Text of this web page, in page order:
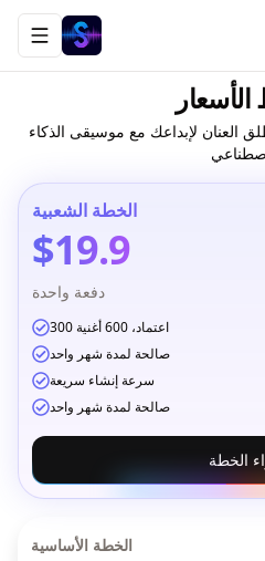
Toggle navigation menu
العنان لإبداعك مع موسيقى الذكاء
الخطة الشعبية
$19.9
دفعة واحدة
300 اعتماد، 600 أغنية
صالحة لمدة شهر واحد
سرعة إنشاء سريعة
صالحة لمدة شهر واحد
الخطة
الخطة الأساسية